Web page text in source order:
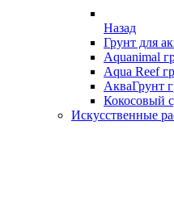
Назад
Грунт для
Aquanimal
Aqua Reef
АкваГрунт
Кокосовый
Искусственные